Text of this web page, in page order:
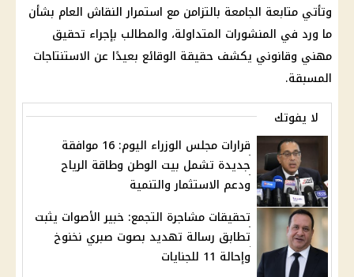
وتأتي متابعة الجامعة بالتزامن مع استمرار النقاش العام بشأن
ما ورد في المنشورات المتداولة، والمطالب بإجراء تحقيق
مهني وقانوني يكشف حقيقة الوقائع بعيدًا عن الاستنتاجات
المسبقة.
لا يفوتك
قرارات مجلس الوزراء اليوم: 16 موافقة
جديدة تشمل بيت الوطن وطاقة الرياح
ودعم الاستثمار والتنمية
تحقيقات مشاجرة التجمع: خبير الأصوات يثبت
تطابق رسالة تهديد بصوت صبري نخنوخ
وإحالة 11 للجنايات